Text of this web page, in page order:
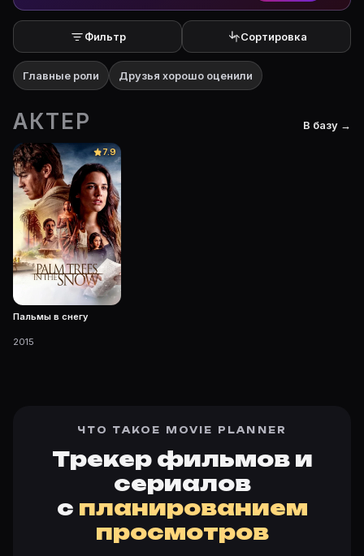
Фильтр Сортировка
Главные роли Друзья хорошо оценили
АКТЕР В базу →
7.9
Пальмы в снегу
2015
ЧТО ТАКОЕ MOVIE PLANNER
Трекер фильмов и
сериалов
с планированием
просмотров